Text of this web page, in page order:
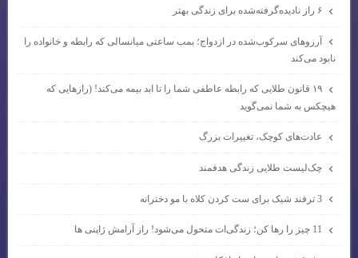
۶ راز نادیده‌گرفته‌شده برای زندگی بهتر
آرزوهای سرکوب‌شده در ازدواج؛ بمب ساعتی میانسالی که رابطه و خانواده را
نابود می‌کند
۱۹ قانون طلایی که رابطه عاطفی شما را تا ابد بیمه می‌کند! (رازهایی که
هیچکس به شما نمی‌گوید
عادت‌های کوچک، تغییرات بزرگ
چک‌لیست طلایی زندگی هدفمند
3 ترفند شیک برای ست کردن کلاه با مو دخترانه
11 چیز را رها کن؛ زندگی‌ات متحول می‌شود! راز آرامش ژاپنی ها